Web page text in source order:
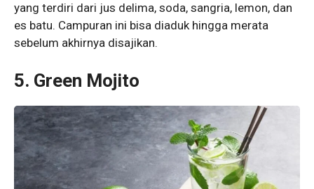
yang terdiri dari jus delima, soda, sangria, lemon, dan
es batu. Campuran ini bisa diaduk hingga merata
sebelum akhirnya disajikan.
5. Green Mojito